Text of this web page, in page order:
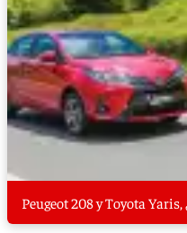
Peugeot 208 y Toyota